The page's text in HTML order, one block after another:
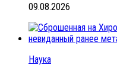
09.08.2026
Наука